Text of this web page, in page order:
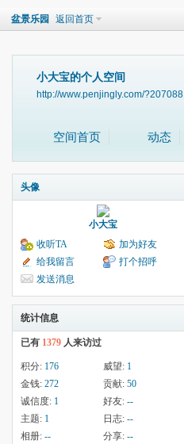
盆景乐园 返回首页
小大宝的个人空间
http://www.penjingly.com/?207088
空间首页 动态
头像
小大宝
收听TA
加为好友
给我留言
打个招呼
发送消息
统计信息
已有 1379 人来访过
积分: 176 威望: 1
金钱: 272 贡献: 50
诚信度: 1 好友: --
主题: 1 日志: --
相册: -- 分享: --